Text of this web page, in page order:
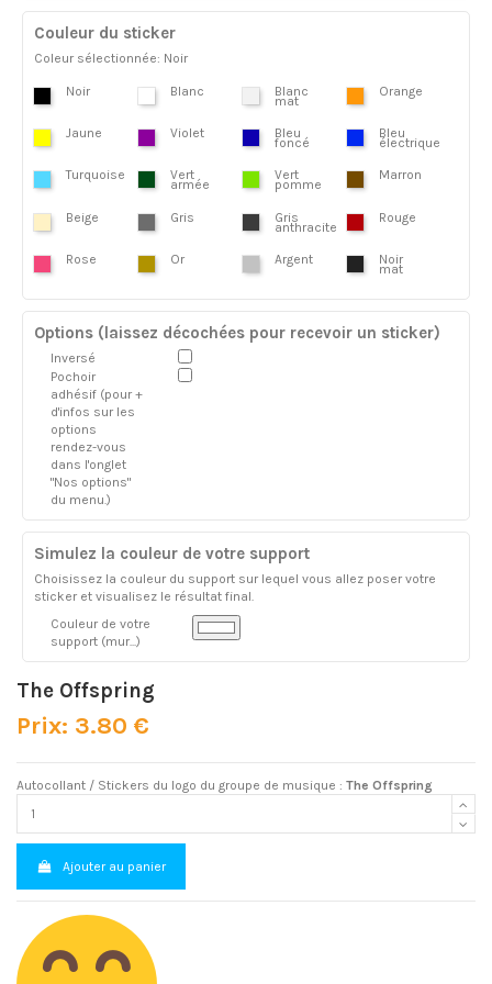
Couleur du sticker
Coleur sélectionnée: Noir
Noir Blanc Blanc
mat
Orange
Jaune Violet Bleu
foncé
Bleu
électrique
Turquoise Vert
armée
Vert
pomme
Marron
Beige Gris Gris
anthracite
Rouge
Rose Or Argent Noir
mat
Options (laissez décochées pour recevoir un sticker)
Inversé
Pochoir
adhésif (pour +
d'infos sur les
options
rendez-vous
dans l'onglet
"Nos options"
du menu.)
Simulez la couleur de votre support
Choisissez la couleur du support sur lequel vous allez poser votre
sticker et visualisez le résultat final.
Couleur de votre
support (mur...)
The Offspring
Prix: 3.80 €
Autocollant / Stickers du logo du groupe de musique : The Offspring
Ajouter au panier